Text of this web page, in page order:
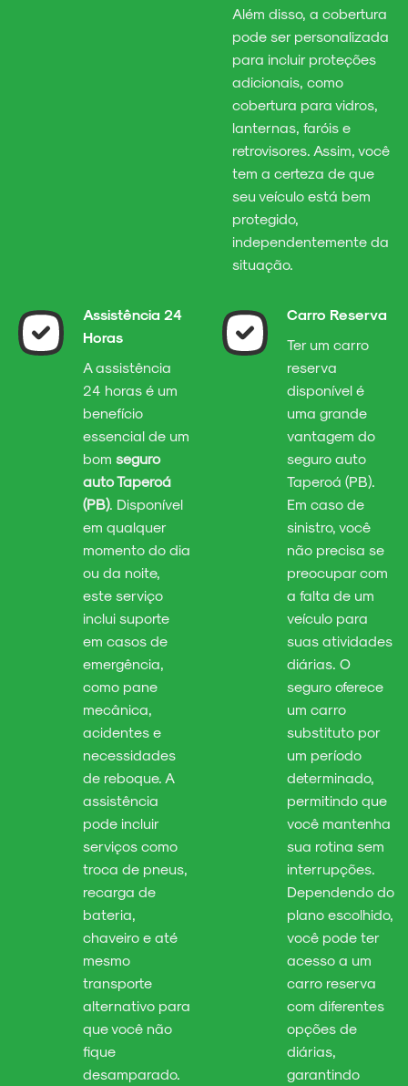
Além disso, a cobertura
pode ser personalizada
para incluir proteções
adicionais, como
cobertura para vidros,
lanternas, faróis e
retrovisores. Assim, você
tem a certeza de que
seu veículo está bem
protegido,
independentemente da
situação.
Assistência 24
Horas
A assistência
24 horas é um
benefício
essencial de um
bom seguro
auto Taperoá
(PB). Disponível
em qualquer
momento do dia
ou da noite,
este serviço
inclui suporte
em casos de
emergência,
como pane
mecânica,
acidentes e
necessidades
de reboque. A
assistência
pode incluir
serviços como
troca de pneus,
recarga de
bateria,
chaveiro e até
mesmo
transporte
alternativo para
que você não
fique
desamparado.
Carro Reserva
Ter um carro
reserva
disponível é
uma grande
vantagem do
seguro auto
Taperoá (PB).
Em caso de
sinistro, você
não precisa se
preocupar com
a falta de um
veículo para
suas atividades
diárias. O
seguro oferece
um carro
substituto por
um período
determinado,
permitindo que
você mantenha
sua rotina sem
interrupções.
Dependendo do
plano escolhido,
você pode ter
acesso a um
carro reserva
com diferentes
opções de
diárias,
garantindo